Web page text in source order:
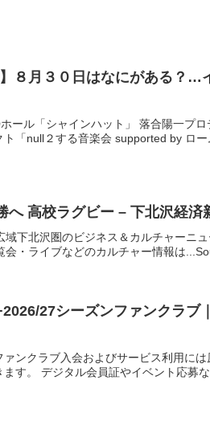
８月３０日はなにがある？…
ール「シャインハット」 落合陽一プ
ト「null２する音楽会 supported by ロ
へ 高校ラグビー – 下北沢経済
域下北沢圏のビジネス＆カルチャーニ
会・ライブなどのカルチャー情報は
27シーズンファンクラブ
ァンクラブ入会およびサービス利用に
す。 デジタル会員証やイベント応募